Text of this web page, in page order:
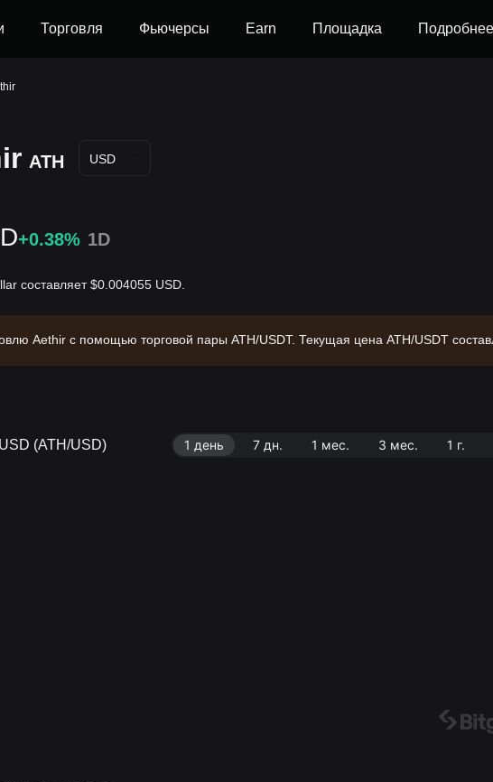
Торговля Фьючерсы Earn Площадка Подробнее
ATH USD
+0.38% 1D
составляет $0.004055 USD.
Aethir с помощью торговой пары ATH/USDT. Текущая цена ATH/USDT
(ATH/USD) 1 день 7 дн. 1 мес. 3 мес. 1 г.